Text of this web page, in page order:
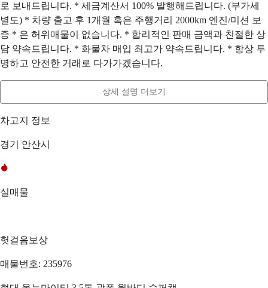
로 보내드립니다. * 세금계산서 100% 발행해드립니다. (부가세
별도) * 차량 출고 후 1개월 혹은 주행거리 2000km 엔진/미션 보
증 * 은 허위매물이 없습니다. * 합리적인 판매 금액과 친절한 상
담 약속드립니다. * 화물차 매입 최고가 약속드립니다. * 항상 투
명하고 안전한 거래로 다가가겠습니다.
상세 설명 더보기
차고지 정보
경기 안산시
실매물
헛걸음보상
매물번호: 235976